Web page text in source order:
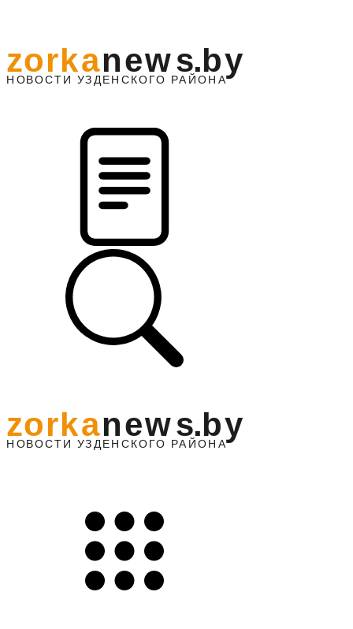
НО ВОСТИ УЗДЕНС КО ГО РАЙОНА
zorkanews.by